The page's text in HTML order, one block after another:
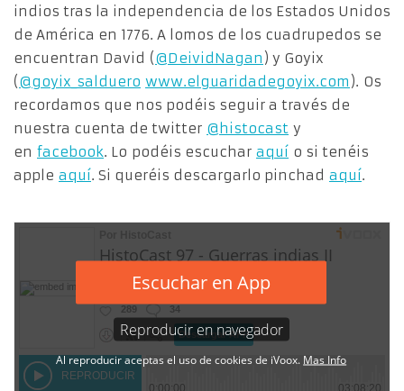
indios tras la independencia de los Estados Unidos
de América en 1776. A lomos de los cuadrupedos se
encuentran David (@DeividNagan ) y Goyix
(@goyix_salduero www.elguaridadegoyix.com ). Os
recordamos que nos podéis seguir a través de
nuestra cuenta de twitter @histocast y
en facebook. Lo podéis escuchar aquí o si tenéis
apple aquí. Si queréis descargarlo pinchad aquí.